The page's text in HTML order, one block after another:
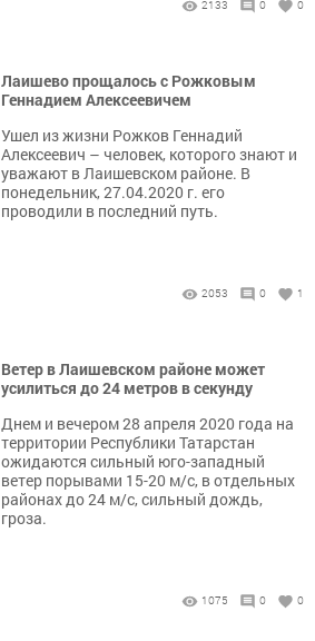
2133 0 0
Лаишево прощалось с Рожковым
Геннадием Алексеевичем
Ушел из жизни Рожков Геннадий
Алексеевич – человек, которого знают и
уважают в Лаишевском районе. В
понедельник, 27.04.2020 г. его
проводили в последний путь.
2053 0 1
Ветер в Лаишевском районе может
усилиться до 24 метров в секунду
Днем и вечером 28 апреля 2020 года на
территории Республики Татарстан
ожидаются сильный юго-западный
ветер порывами 15-20 м/с, в отдельных
районах до 24 м/с, сильный дождь,
гроза.
1075 0 0